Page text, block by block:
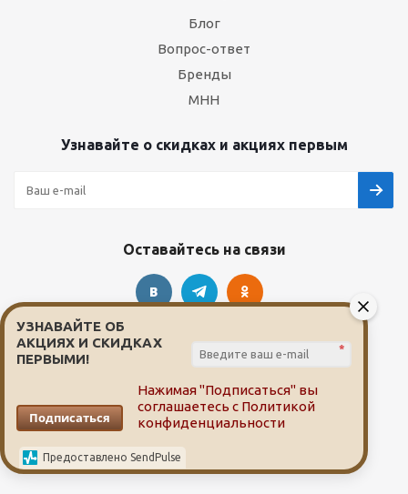
Блог
Вопрос-ответ
Бренды
МНН
Узнавайте о скидках и акциях первым
Оставайтесь на связи
Наши контакты
8(3822)607-507
info@aptekavtomske.ru
г.Томск, пр. Фрунзе, 222
УЗНАВАЙТЕ ОБ
АКЦИЯХ И СКИДКАХ
ПЕРВЫМИ!
*
Подписаться
Нажимая "Подписаться" вы
соглашаетесь с Политикой
конфиденциальности
Предоставлено SendPulse